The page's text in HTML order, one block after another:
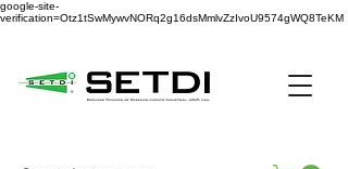
google-site-
verification=Otz1tSwMywvNORq2g16dsMmlvZzIvoU9574gWQ8TeKM